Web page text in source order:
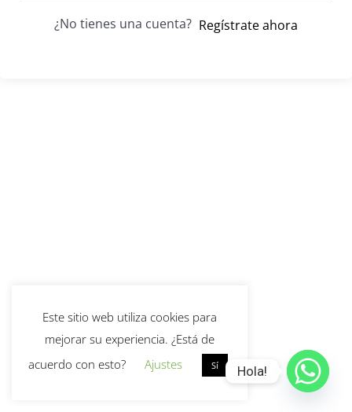
¿No tienes una cuenta? Regístrate ahora
Este sitio web utiliza cookies para
mejorar su experiencia. ¿Está de
acuerdo con esto?
Ajustes Sí Hola!